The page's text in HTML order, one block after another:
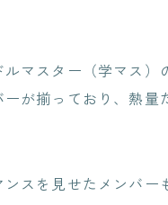
マスター（学マス）
が揃っており、熱量
スを見せたメンバー